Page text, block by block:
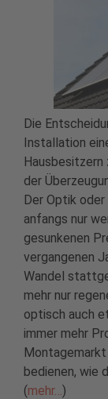
Die
Installation
Hausbesitzern
der
Der Optik
anfangs nur
gesunkenen
vergangenen
Wandel
mehr nur
optisch auch
immer mehr
bedienen, wie
(mehr… )